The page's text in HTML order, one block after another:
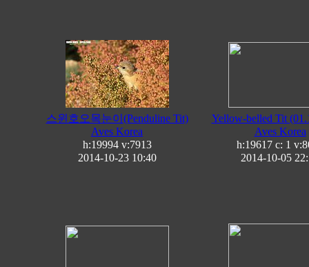
스윈호오목눈이(Penduline Tit)
Aves Korea
h:19994 v:7913
2014-10-23 10:40
Yellow-belled Tit
Aves Korea
h:19617 c: 1
2014-10-05